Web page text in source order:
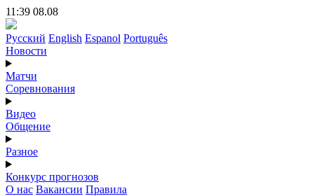
11:39 08.08
Русский English Espanol Português
Новости
Матчи
Соревнования
Видео
Общение
Разное
Конкурс прогнозов
О нас Вакансии Правила